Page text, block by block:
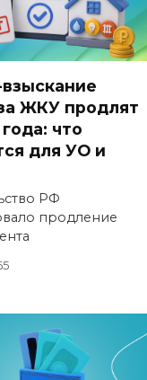
ЖКУ продлят
что
для УО и
РФ
продление